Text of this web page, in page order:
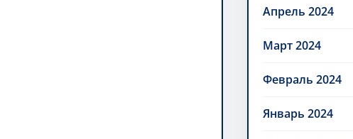
Апрель 2024
Март 2024
Февраль 2024
Январь 2024